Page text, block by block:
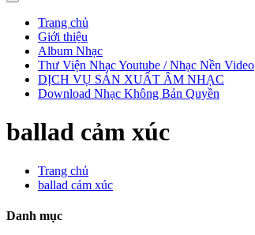
Trang chủ
Giới thiệu
Album Nhạc
Thư Viện Nhạc Youtube / Nhạc Nền Video
DỊCH VỤ SẢN XUẤT ÂM NHẠC
Download Nhạc Không Bản Quyền
ballad cảm xúc
Trang chủ
ballad cảm xúc
Danh mục